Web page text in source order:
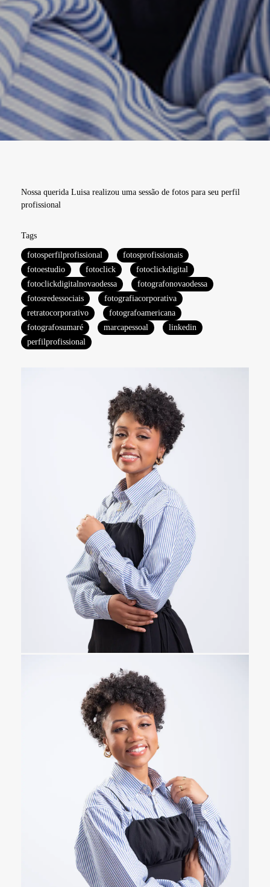
Nossa querida Luisa realizou uma sessão de fotos para seu perfil
profissional
Tags
fotosperfilprofissional
fotosprofissionais
fotoestudio
fotoclick
fotoclickdigital
fotoclickdigitalnovaodessa
fotografonovaodessa
fotosredessociais
fotografiacorporativa
retratocorporativo
fotografoamericana
fotografosumaré
marcapessoal
linkedin
perfilprofissional